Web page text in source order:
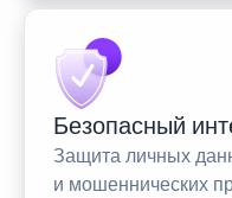
Безопасный
Защита личных
и мошеннических